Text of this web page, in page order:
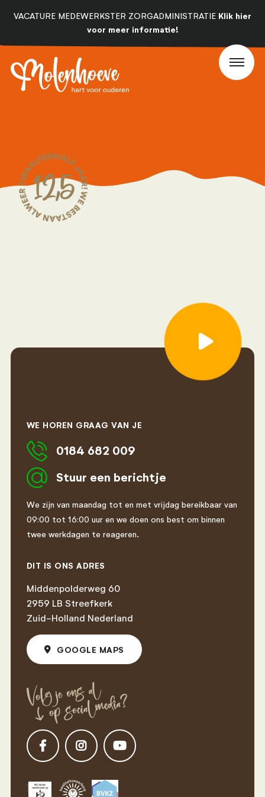
VACATURE MEDEWERKSTER ZORGADMINISTRATIE Klik hier
voor meer informatie!
WE HOREN GRAAG VAN JE
0184 682 009
Stuur een berichtje
We zijn van maandag tot en met vrijdag bereikbaar van
09:00 tot 16:00 uur en we doen ons best om binnen
twee werkdagen te reageren.
DIT IS ONS ADRES
Middenpolderweg 60
2959 LB Streefkerk
Zuid-Holland Nederland
GOOGLE MAPS